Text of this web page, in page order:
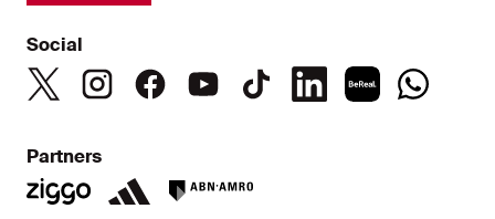
Social
Partners